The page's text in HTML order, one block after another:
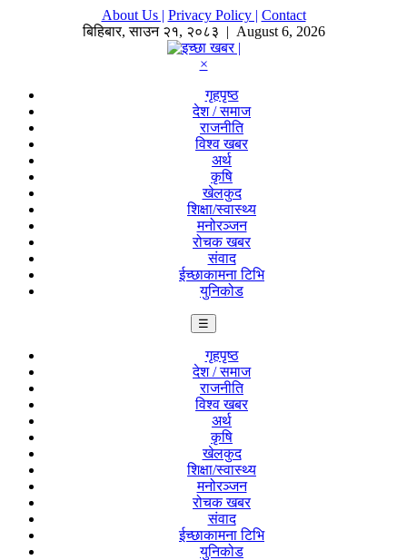
About Us | Privacy Policy | Contact
बिहिबार,साउन २१, २०८३ | August 6, 2026
×
गृहपृष्ठ
देश / समाज
राजनीति
विश्व खबर
अर्थ
कृषि
खेलकुद
शिक्षा/स्वास्थ्य
मनोरञ्जन
रोचक खबर
संवाद
ईच्छाकामना टिभि
युनिकोड
☰
गृहपृष्ठ
देश / समाज
राजनीति
विश्व खबर
अर्थ
कृषि
खेलकुद
शिक्षा/स्वास्थ्य
मनोरञ्जन
रोचक खबर
संवाद
ईच्छाकामना टिभि
युनिकोड